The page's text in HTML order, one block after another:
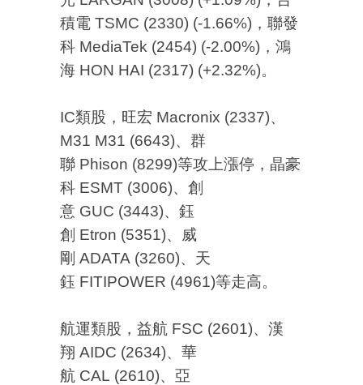
積電 TSMC (2330) (-1.66%)，聯發
科 MediaTek (2454) (-2.00%)，鴻
海 HON HAI (2317) (+2.32%)。
IC類股，旺宏 Macronix (2337)、
M31 M31 (6643)、群
聯 Phison (8299)等攻上漲停，晶豪
科 ESMT (3006)、創
意 GUC (3443)、鈺
創 Etron (5351)、威
剛 ADATA (3260)、天
鈺 FITIPOWER (4961)等走高。
航運類股，益航 FSC (2601)、漢
翔 AIDC (2634)、華
航 CAL (2610)、亞